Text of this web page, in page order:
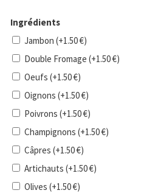
Ingrédients
Jambon (+1.50€)
Double Fromage (+1.50€)
Oeufs (+1.50€)
Oignons (+1.50€)
Poivrons (+1.50€)
Champignons (+1.50€)
Câpres (+1.50€)
Artichauts (+1.50€)
Olives (+1.50€)